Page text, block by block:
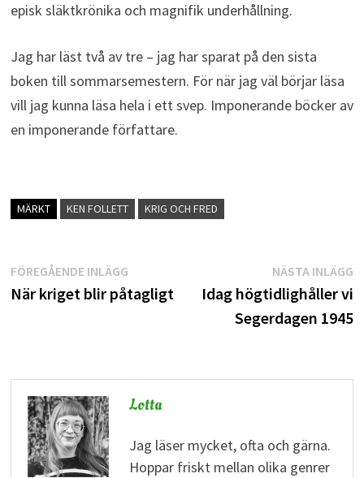
episk släktkrönika och magnifik underhållning.
Jag har läst två av tre – jag har sparat på den sista
boken till sommarsemestern. För när jag väl börjar läsa
vill jag kunna läsa hela i ett svep. Imponerande böcker av
en imponerande författare.
MÄRKT KEN FOLLETT KRIG OCH FRED
Inläggsnavigering
FÖREGÅENDE INLÄGGFöregående
inlägg:
När kriget blir påtagligt
NÄSTA INLÄGG
Idag högtidlighåller vi
Segerdagen 1945
Lotta
Jag läser mycket, ofta och gärna.
Hoppar friskt mellan olika genrer